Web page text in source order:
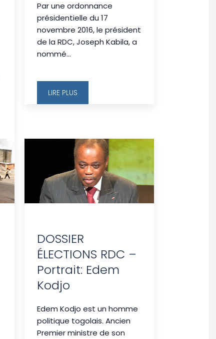
Par une ordonnance
présidentielle du 17
novembre 2016, le président
de la RDC, Joseph Kabila, a
nommé...
LIRE PLUS
DOSSIER
ÉLECTIONS RDC –
Portrait: Edem
Kodjo
Edem Kodjo est un homme
politique togolais. Ancien
Premier ministre de son